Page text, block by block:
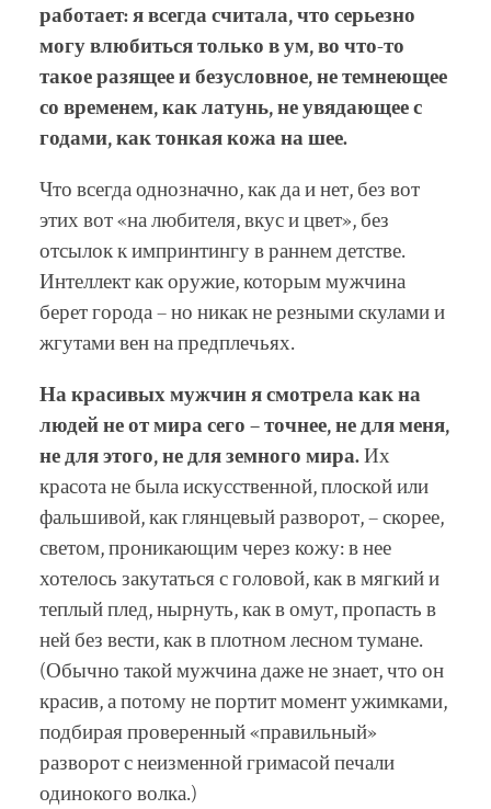
работает: я всегда считала, что серьезно
могу влюбиться только в ум, во что-то
такое разящее и безусловное, не темнеющее
со временем, как латунь, не увядающее с
годами, как тонкая кожа на шее.
Что всегда однозначно, как да и нет, без вот
этих вот «на любителя, вкус и цвет», без
отсылок к импринтингу в раннем детстве.
Интеллект как оружие, которым мужчина
берет города – но никак не резными скулами и
жгутами вен на предплечьях.
На красивых мужчин я смотрела как на
людей не от мира сего – точнее, не для меня,
не для этого, не для земного мира.Их
красота не была искусственной, плоской или
фальшивой, как глянцевый разворот, – скорее,
светом, проникающим через кожу: в нее
хотелось закутаться с головой, как в мягкий и
теплый плед, нырнуть, как в омут, пропасть в
ней без вести, как в плотном лесном тумане.
(Обычно такой мужчина даже не знает, что он
красив, а потому не портит момент ужимками,
подбирая проверенный «правильный»
разворот с неизменной гримасой печали
одинокого волка.)